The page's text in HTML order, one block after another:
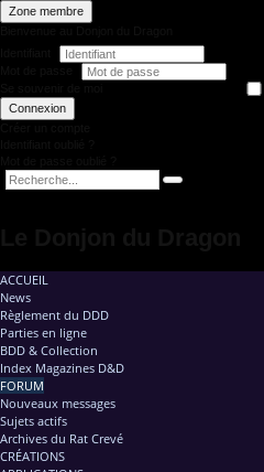
Zone membre
Connexion
ACCUEIL
News
Règlement du DDD
Parties en ligne
BDD & Collection
Index Magazines D&D
FORUM
Nouveaux messages
Sujets actifs
Archives du Rat Crevé
CRÉATIONS